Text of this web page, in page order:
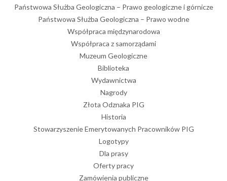
Państwowa Służba Geologiczna – Prawo geologiczne i górnicze
Państwowa Służba Geologiczna – Prawo wodne
Współpraca międzynarodowa
Współpraca z samorządami
Muzeum Geologiczne
Biblioteka
Wydawnictwa
Nagrody
Złota Odznaka PIG
Historia
Stowarzyszenie Emerytowanych Pracowników PIG
Logotypy
Dla prasy
Oferty pracy
Zamówienia publiczne